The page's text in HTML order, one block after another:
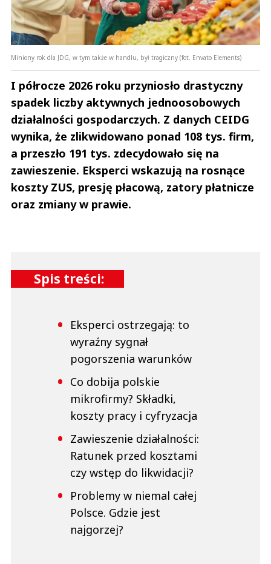
Miniony rok dla JDG, w tym także w handlu, był tragiczny (fot. Envato Elements)
I półrocze 2026 roku przyniosło drastyczny
spadek liczby aktywnych jednoosobowych
działalności gospodarczych. Z danych CEIDG
wynika, że zlikwidowano ponad 108 tys. firm,
a przeszło 191 tys. zdecydowało się na
zawieszenie. Eksperci wskazują na rosnące
koszty ZUS, presję płacową, zatory płatnicze
oraz zmiany w prawie.
Spis treści:
Eksperci ostrzegają: to
wyraźny sygnał
pogorszenia warunków
Co dobija polskie
mikrofirmy? Składki,
koszty pracy i cyfryzacja
Zawieszenie działalności:
Ratunek przed kosztami
czy wstęp do likwidacji?
Problemy w niemal całej
Polsce. Gdzie jest
najgorzej?